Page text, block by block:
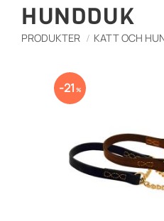
HUNDDUK
PRODUKTER KATT OCH
21 %